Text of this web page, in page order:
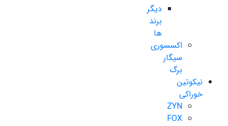
دیگر
برند
ها
اکسسوری
سیگار
برگ
نیکوتین
خوراکی
ZYN
FOX